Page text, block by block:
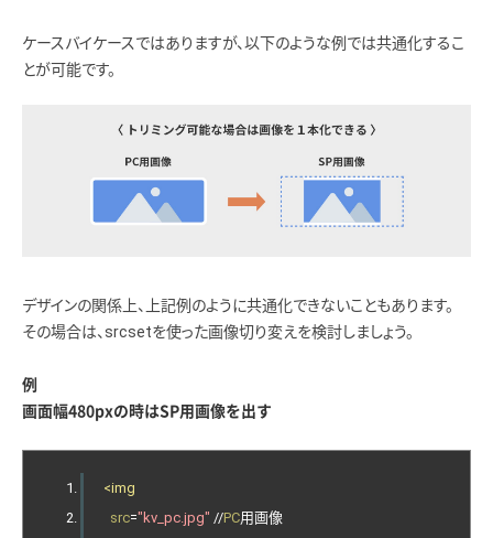
ケースバイケースではありますが、以下のような例では共通化するこ
とが可能です。
デザインの関係上、上記例のように共通化できないこともあります。
その場合は、srcsetを使った画像切り変えを検討しましょう。
例
画面幅480pxの時はSP用画像を出す
<img
src="kv_pc.jpg" //PC用画像